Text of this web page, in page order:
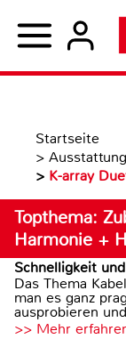
Startseite
>
> K-array
Topthema:
Harmonie +
Schnelligkeit
Das Thema
man es ganz
ausprobieren
>> Mehr